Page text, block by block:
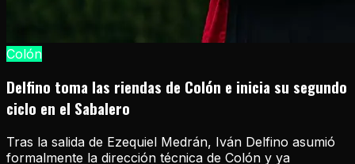
Colón
Delfino toma las riendas de Colón e inicia su segundo
ciclo en el Sabalero
Tras la salida de Ezequiel Medrán, Iván Delfino asumió
formalmente la dirección técnica de Colón y ya